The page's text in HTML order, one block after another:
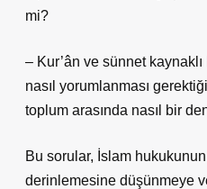
mi?
– Kur’ân ve sünnet
nasıl yorumlanması
toplum arasında nasıl bir
Bu sorular, İslam
derinlemesine düşünmeye